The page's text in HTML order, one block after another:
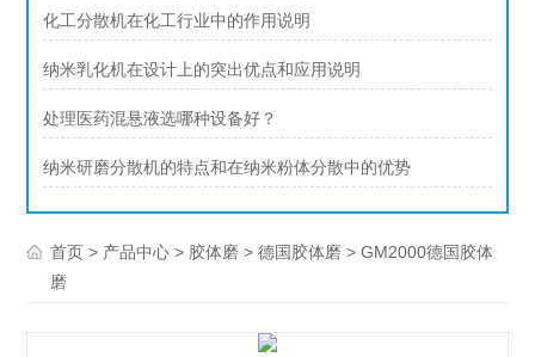
化工分散机在化工行业中的作用说明
纳米乳化机在设计上的突出优点和应用说明
处理医药混悬液选哪种设备好？
纳米研磨分散机的特点和在纳米粉体分散中的优势
首页 > 产品中心 > 胶体磨 >德国胶体磨> GM2000德国胶体
磨